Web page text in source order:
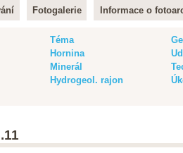
Fotogalerie Informace o
Téma
Hornina
Minerál
Hydrogeol. rajon